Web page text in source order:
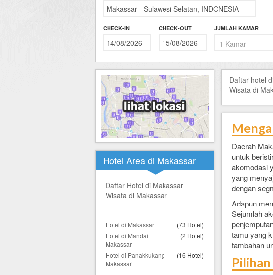
Hotel di Surabaya
Hotel di Malang
Hotel di Solo (Surakarta)
Hotel di Semarang
Hotel di Medan
Hotel di Batam
Tour di Karimun Jawa
Tour di Banyuwangi
Tour di Bali
Tour di Komodo
Tour di Lombok
Tour di Flores
Tour di Danau Toba, Medan
Tour di Singapore
CHECK-IN CHECK-OUT JUMLAH KAMAR
Hotel Area di Makassar
Daftar Hotel di Makassar
Wisata di Makassar
Hotel di Makassar
(73 Hotel)
Hotel di Mandai
Makassar
(2 Hotel)
Hotel di Panakkukang
Makassar
(16 Hotel)
Daftar hotel
Wisata di
Daerah
untuk
akomodasi
yang
dengan
Adapun
Sejumlah
tamu yang
tambahan